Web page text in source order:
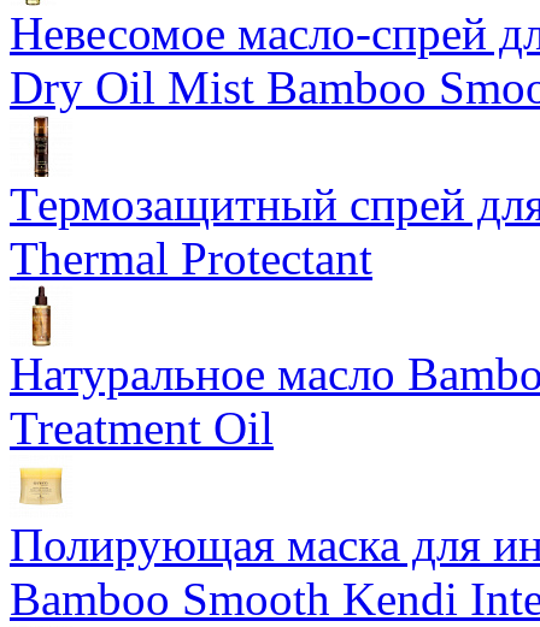
Невесомое масло-спрей
Dry Oil Mist Bamboo
Термозащитный спрей
Thermal Protectant
Натуральное масло
Treatment Oil
Полирующая маска для
Bamboo Smooth Kendi